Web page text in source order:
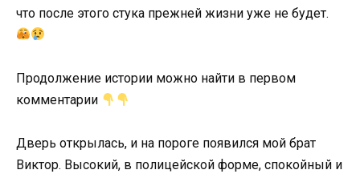
что после этого стука прежней жизни уже не будет.
Продолжение истории можно найти в первом
комментарии
Дверь открылась, и на пороге появился мой брат
Виктор. Высокий, в полицейской форме, спокойный и